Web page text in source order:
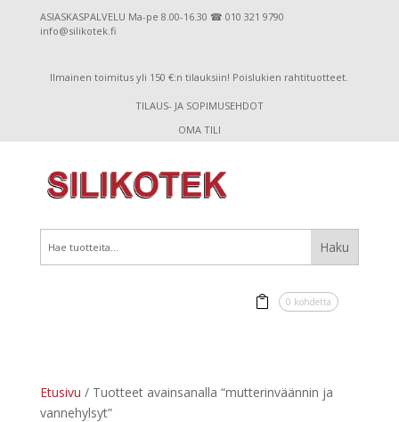
ASIASKASPALVELU Ma-pe 8.00-16.30 ☎ 010 321 9790
info@silikotek.fi
Ilmainen toimitus yli 150 €:n tilauksiin! Poislukien rahtituotteet.
TILAUS- JA SOPIMUSEHDOT
OMA TILI
0 kohdetta
Etusivu / Tuotteet avainsanalla “mutterinväännin ja
vannehylsyt”